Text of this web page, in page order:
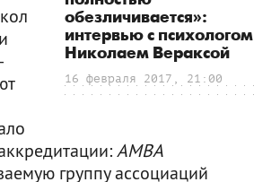
обезличивается»:
интервью с психологом
Николаем Вераксой
16 февраля 2017, 21:00
AMBA
группу ассоциаций